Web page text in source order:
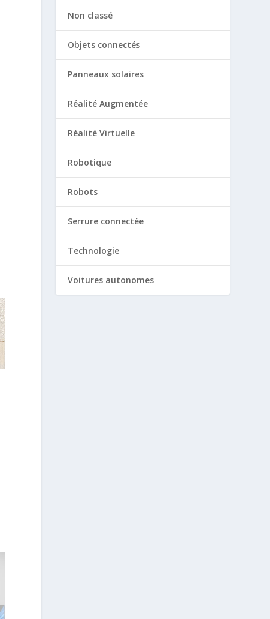
Non classé
Objets connectés
Panneaux solaires
Réalité Augmentée
Réalité Virtuelle
Robotique
Robots
Serrure connectée
Technologie
Voitures autonomes